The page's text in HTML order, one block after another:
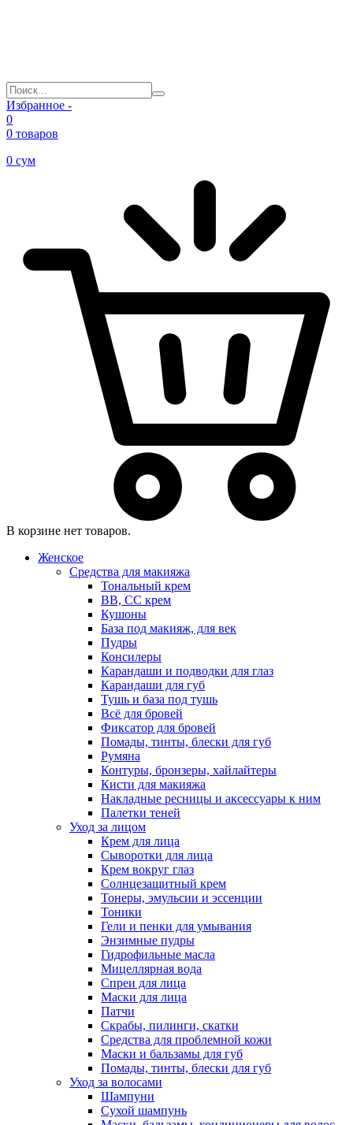
Избранное -
0
0 товаров
0 сум
В корзине нет товаров.
Женское
Средства для макияжа
Тональный крем
BB, CC крем
Кушоны
База под макияж, для век
Пудры
Консилеры
Карандаши и подводки для глаз
Карандаши для губ
Тушь и база под тушь
Всё для бровей
Фиксатор для бровей
Помады, тинты, блески для губ
Румяна
Контуры, бронзеры, хайлайтеры
Кисти для макияжа
Накладные ресницы и аксессуары к ним
Палетки теней
Уход за лицом
Крем для лица
Сыворотки для лица
Крем вокруг глаз
Солнцезащитный крем
Тонеры, эмульсии и эссенции
Тоники
Гели и пенки для умывания
Энзимные пудры
Гидрофильные масла
Мицеллярная вода
Спреи для лица
Маски для лица
Патчи
Скрабы, пилинги, скатки
Средства для проблемной кожи
Маски и бальзамы для губ
Помады, тинты, блески для губ
Уход за волосами
Шампуни
Сухой шампунь